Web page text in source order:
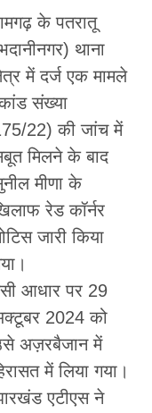
के पतरातू
थाना
में दर्ज एक मामले
संख्या
22) की जांच में
मिलने के बाद
मीणा के
रेड कॉर्नर
जारी किया
आधार पर 29
2024 को
अज़रबैजान में
में लिया गया।
एटीएस ने